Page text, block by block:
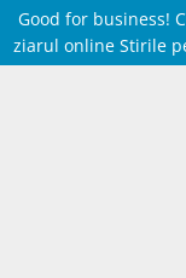
Good for business!
ziarul online Stirile